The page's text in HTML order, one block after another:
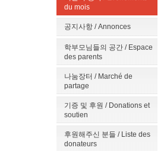
du mois
공지사항 / Annonces
학부모님들의 공간 / Espace
des parents
나눔장터 / Marché de
partage
기증 및 후원 / Donations et
soutien
후원해주신 분들 / Liste des
donateurs